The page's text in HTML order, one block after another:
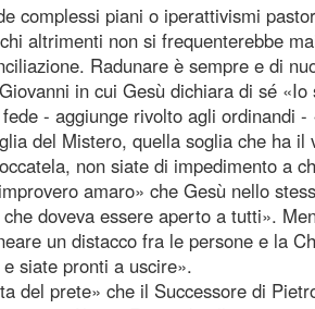
complessi piani o iperattivismi
altrimenti non si frequenterebbe
Radunare è sempre e di
in cui Gesù dichiara di sé
- aggiunge rivolto agli ordinandi
del Mistero, quella soglia che ha
non siate di impedimento a
amaro» che Gesù nello
doveva essere aperto a tutti».
un distacco fra le persone e la
siate pronti a uscire».
del prete» che il Successore di